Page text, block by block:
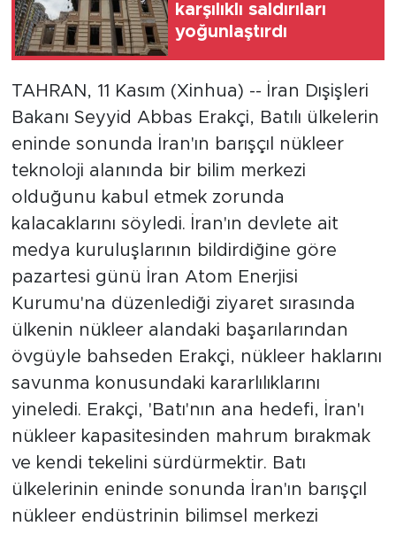
karşılıklı saldırıları
yoğunlaştırdı
TAHRAN, 11 Kasım (Xinhua) -- İran Dışişleri
Bakanı Seyyid Abbas Erakçi, Batılı ülkelerin
eninde sonunda İran'ın barışçıl nükleer
teknoloji alanında bir bilim merkezi
olduğunu kabul etmek zorunda
kalacaklarını söyledi. İran'ın devlete ait
medya kuruluşlarının bildirdiğine göre
pazartesi günü İran Atom Enerjisi
Kurumu'na düzenlediği ziyaret sırasında
ülkenin nükleer alandaki başarılarından
övgüyle bahseden Erakçi, nükleer haklarını
savunma konusundaki kararlılıklarını
yineledi. Erakçi, 'Batı'nın ana hedefi, İran'ı
nükleer kapasitesinden mahrum bırakmak
ve kendi tekelini sürdürmektir. Batı
ülkelerinin eninde sonunda İran'ın barışçıl
nükleer endüstrinin bilimsel merkezi
Seyahat